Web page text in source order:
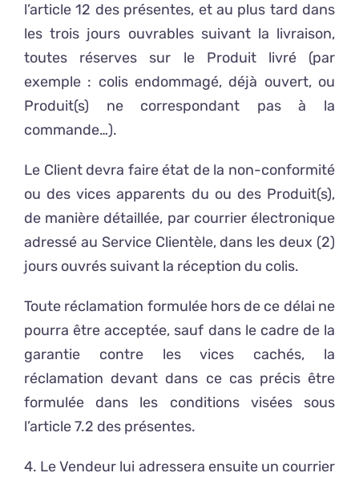
l’article 12 des présentes, et au plus tard dans
les trois jours ouvrables suivant la livraison,
toutes réserves sur le Produit livré (par
exemple : colis endommagé, déjà ouvert, ou
Produit(s) ne correspondant pas à la
commande…).
Le Client devra faire état de la non-conformité
ou des vices apparents du ou des Produit(s),
de manière détaillée, par courrier électronique
adressé au Service Clientèle, dans les deux (2)
jours ouvrés suivant la réception du colis.
Toute réclamation formulée hors de ce délai ne
pourra être acceptée, sauf dans le cadre de la
garantie contre les vices cachés, la
réclamation devant dans ce cas précis être
formulée dans les conditions visées sous
l’article 7.2 des présentes.
4. Le Vendeur lui adressera ensuite un courrier